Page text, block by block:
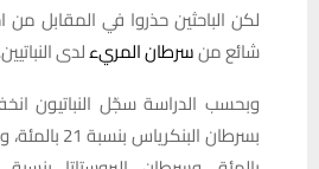
لكن الباحثين حذروا في المقابل من
شائع منسرطان المريءلدى النباتيين.
وبحسب الدراسة سجّل النباتيون